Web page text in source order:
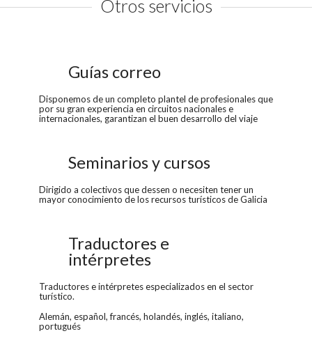
Otros servicios
Guías correo
Disponemos de un completo plantel de profesionales que
por su gran experiencia en circuitos nacionales e
internacionales, garantizan el buen desarrollo del viaje
Seminarios y cursos
Dirigido a colectivos que dessen o necesiten tener un
mayor conocimiento de los recursos turísticos de Galicia
Traductores e
intérpretes
Traductores e intérpretes especializados en el sector
turístico.
Alemán, español, francés, holandés, inglés, italiano,
portugués